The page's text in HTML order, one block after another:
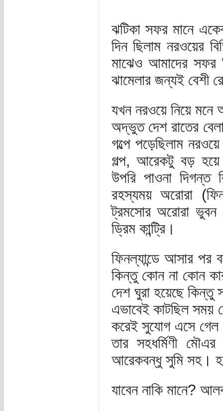
ঝটিকা সফর মানে
দিন ছিলাম নরওয়ের
মাঝেও আমাদের সফর
ঝামেলার জন্যই বেশী
যখন নরওয়ে নিয়ে মনে
অদ্ভুত দেশ রাতের
গল্পে পড়েছিলাম
গল্প, আরেকটু বড় হয়ে
উপরি পাওনা দিগন্ত
রহস্যময় অরোরা
ট্রমসোর অরোরা ভুবন
ড্রিম কান্ট্রি।
ফিনল্যান্ডে আসার পর
কিন্তু কোন না কোন
দেশ ঘুরা হয়েছে কিন্তু
এভাবেই কাটছিল সময়
করেই সুযোগ এসে
তার সহধর্মিণী
আরেকবন্ধু সুমি সহ।
যাবেন নাকি মানে?